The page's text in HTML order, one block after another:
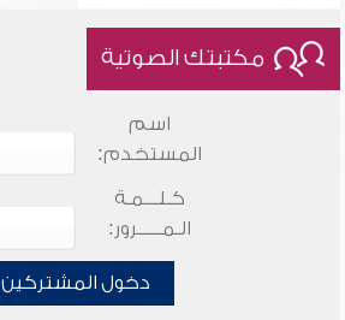
مكتبتك الصوتية
اسم
المستخدم:
كـلـــمـة
الـمـــــرور:
دخول المشتركين